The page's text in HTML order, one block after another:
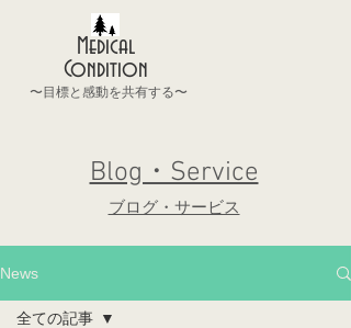
Medical
Condition
〜目標と感動を共有する〜
Blog・Service
ブログ・サービス
News
全ての記事